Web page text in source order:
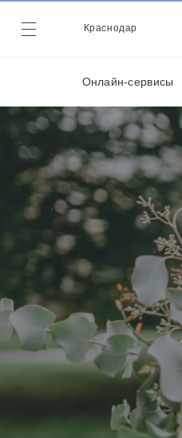
Краснодар
Онлайн-сервисы
Журнал
Онлайн-сервисы